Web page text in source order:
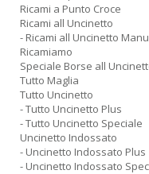
Ricami a Punto Croce
Ricami all Uncinetto
- Ricami all Uncinetto
Ricamiamo
Speciale Borse all
Tutto Maglia
Tutto Uncinetto
- Tutto Uncinetto Plus
- Tutto Uncinetto Speciale
Uncinetto Indossato
- Uncinetto Indossato Plus
- Uncinetto Indossato